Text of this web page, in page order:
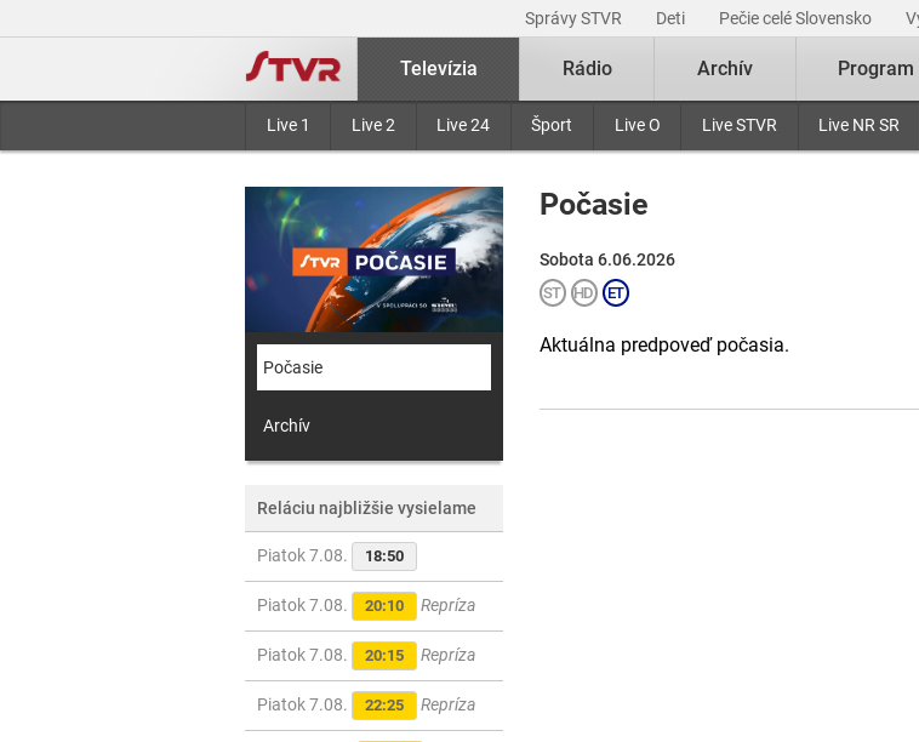
Správy STVR Deti Pečie celé Slovensko
Televízia
Live 1 Live 2 Live 24 Šport Live O Live STVR Live NR SR
Rádio Archív Program
Počasie
Archív
Reláciu najbližšie vysielame
Piatok 7.08. 18:50
Piatok 7.08. 20:10 Repríza
Piatok 7.08. 20:15 Repríza
Piatok 7.08. 22:25 Repríza
Počasie
Sobota 6.06.2026
Aktuálna predpoveď počasia.